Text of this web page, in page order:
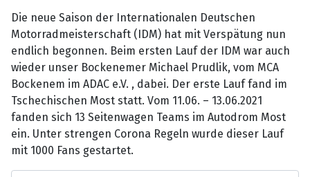
Die neue Saison der Internationalen Deutschen
Motorradmeisterschaft (IDM) hat mit Verspätung nun
endlich begonnen. Beim ersten Lauf der IDM war auch
wieder unser Bockenemer Michael Prudlik, vom MCA
Bockenem im ADAC e.V. , dabei. Der erste Lauf fand im
Tschechischen Most statt. Vom 11.06. – 13.06.2021
fanden sich 13 Seitenwagen Teams im Autodrom Most
ein. Unter strengen Corona Regeln wurde dieser Lauf
mit 1000 Fans gestartet.